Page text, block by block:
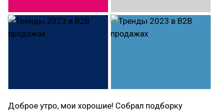
Доброе утро, мои хорошие! Собрал подборку